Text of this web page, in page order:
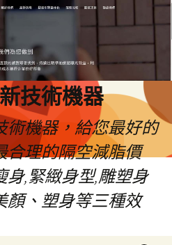
技術機器
術機器，給您最好的
合理的隔空減脂價
身,緊緻身型,雕塑身
顏、塑身等三種效